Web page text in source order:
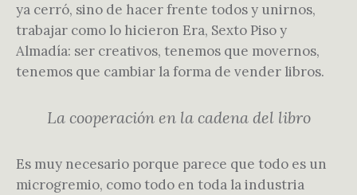
ya cerró, sino de hacer frente todos y unirnos,
trabajar como lo hicieron Era, Sexto Piso y
Almadía: ser creativos, tenemos que movernos,
tenemos que cambiar la forma de vender libros.
La cooperación en la cadena del libro
Es muy necesario porque parece que todo es un
microgremio, como todo en toda la industria